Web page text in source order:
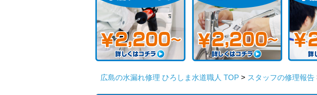
広島の水漏れ修理 ひろしま水道職人 TOP > スタッフの修理報告